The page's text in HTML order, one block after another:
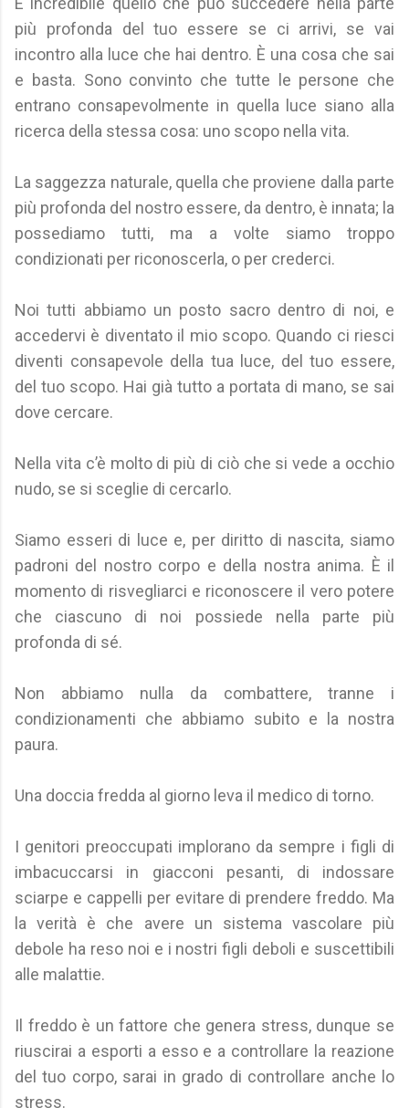
più profonda del tuo essere se ci arrivi, se vai
incontro alla luce che hai dentro. È una cosa che sai
e basta. Sono convinto che tutte le persone che
entrano consapevolmente in quella luce siano alla
ricerca della stessa cosa: uno scopo nella vita.
La saggezza naturale, quella che proviene dalla parte
più profonda del nostro essere, da dentro, è innata; la
possediamo tutti, ma a volte siamo troppo
condizionati per riconoscerla, o per crederci.
Noi tutti abbiamo un posto sacro dentro di noi, e
accedervi è diventato il mio scopo. Quando ci riesci
diventi consapevole della tua luce, del tuo essere,
del tuo scopo. Hai già tutto a portata di mano, se sai
dove cercare.
Nella vita c’è molto di più di ciò che si vede a occhio
nudo, se si sceglie di cercarlo.
Siamo esseri di luce e, per diritto di nascita, siamo
padroni del nostro corpo e della nostra anima. È il
momento di risvegliarci e riconoscere il vero potere
che ciascuno di noi possiede nella parte più
profonda di sé.
Non abbiamo nulla da combattere, tranne i
condizionamenti che abbiamo subito e la nostra
paura.
Una doccia fredda al giorno leva il medico di torno.
I genitori preoccupati implorano da sempre i figli di
imbacuccarsi in giacconi pesanti, di indossare
sciarpe e cappelli per evitare di prendere freddo. Ma
la verità è che avere un sistema vascolare più
debole ha reso noi e i nostri figli deboli e suscettibili
alle malattie.
Il freddo è un fattore che genera stress, dunque se
riuscirai a esporti a esso e a controllare la reazione
del tuo corpo, sarai in grado di controllare anche lo
stress.